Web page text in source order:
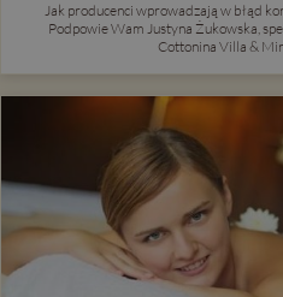
Jak producenci wprowadzają w błąd
Podpowie Wam Justyna Żukowska,
Cottonina Villa &